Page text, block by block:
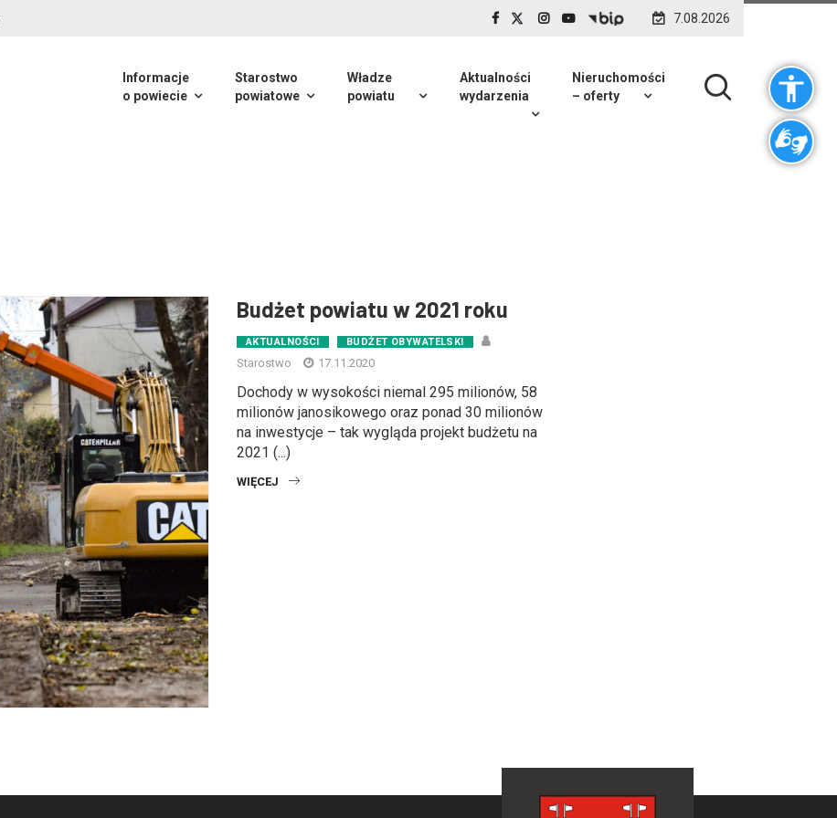
7.08.2026
Informacje
o powiecie
Starostwo
powiatowe
Władze
powiatu
Aktualności
wydarzenia
Nieruchomości
– oferty
Budżet powiatu w 2021 roku
AKTUALNOŚCI BUDŻET OBYWATELSKI
Starostwo 17.11.2020
Dochody w wysokości niemal 295 milionów, 58
milionów janosikowego oraz ponad 30 milionów
na inwestycje – tak wygląda projekt budżetu na
2021 (...)
WIĘCEJ